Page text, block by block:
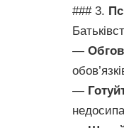
### 3.
—
—